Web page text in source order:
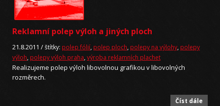
Reklamní polep výloh a jiných ploch
21.8.2011 /štítky: polep fólií, polep ploch,polepy na výlohy, polepy
výloh, polepy výloh praha,výroba reklamních plachet
Realizujeme polep výloh libovolnou grafikou v libovolných
rozměrech.
Číst dále